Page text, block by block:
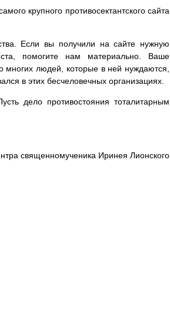
крупного противосектантского сайта
Если вы получили на сайте нужную
помогите нам материально. Ваше
людей, которые в ней нуждаются,
в этих бесчеловечных организациях.
дело противостояния тоталитарным
священномученика Иринея Лионского